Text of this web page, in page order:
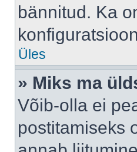
bännitud. Ka
Üles
» Miks ma
Võib-olla ei
postitamiseks